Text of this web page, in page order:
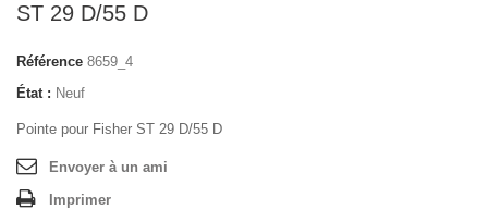
ST 29 D/55 D
Référence 8659_4
État : Neuf
Pointe pour Fisher ST 29 D/55 D
Envoyer à un ami
Imprimer